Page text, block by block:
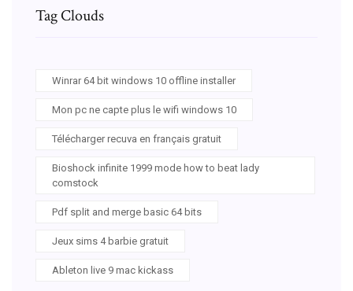
Tag Clouds
Winrar 64 bit windows 10 offline installer
Mon pc ne capte plus le wifi windows 10
Télécharger recuva en français gratuit
Bioshock infinite 1999 mode how to beat lady
comstock
Pdf split and merge basic 64 bits
Jeux sims 4 barbie gratuit
Ableton live 9 mac kickass